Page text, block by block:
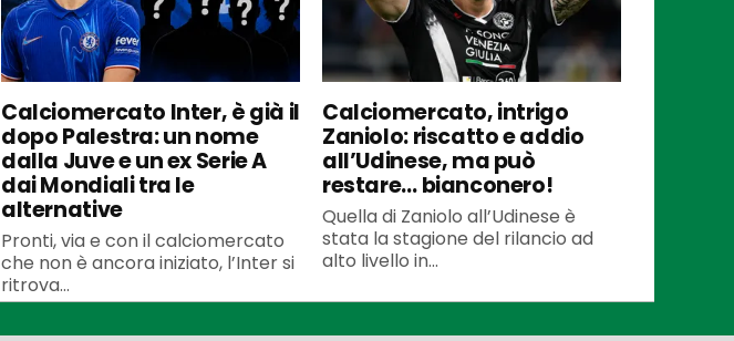
Calciomercato Inter, è già il
dopo Palestra: un nome
dalla Juve e un ex Serie A
dai Mondiali tra le
alternative
Pronti, via e con il calciomercato
che non è ancora iniziato, l’Inter si
ritrova...
Calciomercato, intrigo
Zaniolo: riscatto e addio
all’Udinese, ma può
restare… bianconero!
Quella di Zaniolo all’Udinese è
stata la stagione del rilancio ad
alto livello in...